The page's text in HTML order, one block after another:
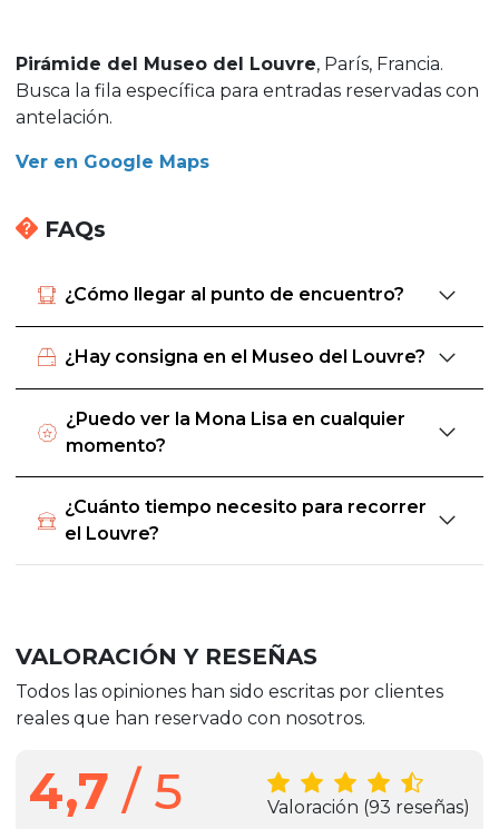
Pirámide del Museo del Louvre, París, Francia.
Busca la fila específica para entradas reservadas con
antelación.
Ver en Google Maps
FAQs
¿Cómo llegar al punto de encuentro?
¿Hay consigna en el Museo del Louvre?
¿Puedo ver la Mona Lisa en cualquier
momento?
¿Cuánto tiempo necesito para recorrer
el Louvre?
VALORACIÓN Y RESEÑAS
Todos las opiniones han sido escritas por clientes
reales que han reservado con nosotros.
4,7 / 5 Valoración (93 reseñas)